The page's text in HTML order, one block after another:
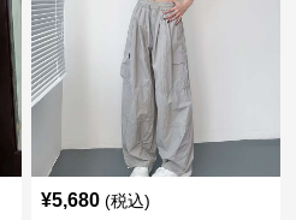
¥5,680 (税込)